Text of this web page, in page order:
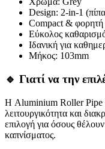
Design: 2-in-1
Compact & φορητή
Εύκολος
Ιδανική για
Μήκος: 103mm
🔹 Γιατί να την
Η Aluminium Roller Pipe
λειτουργικότητα και
επιλογή για όσους
καπνίσματος.